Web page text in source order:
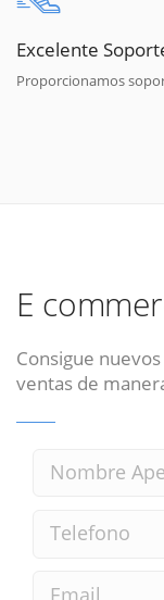
Excelente
Proporcionamos
E
Consigue
ventas de